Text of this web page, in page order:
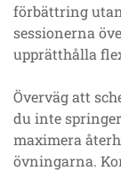
förbättring
sessionerna
upprätthålla
Överväg att
du inte
maximera
övningarna.